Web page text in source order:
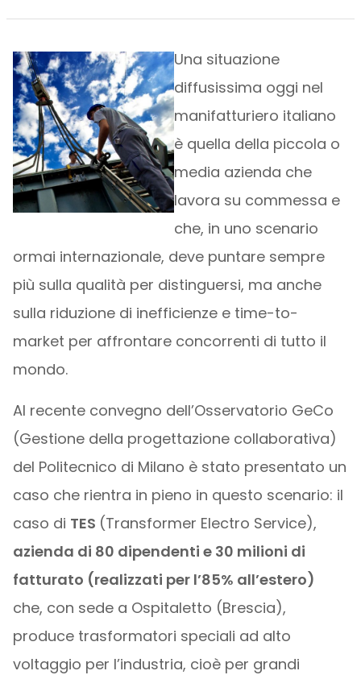
Una situazione
diffusissima oggi nel
manifatturiero italiano
è quella della piccola o
media azienda che
lavora su commessa e
che, in uno scenario
ormai internazionale, deve puntare sempre
più sulla qualità per distinguersi, ma anche
sulla riduzione di inefficienze e time-to-
market per affrontare concorrenti di tutto il
mondo.
Al recente convegno dell’Osservatorio GeCo
(Gestione della progettazione collaborativa)
del Politecnico di Milano è stato presentato un
caso che rientra in pieno in questo scenario: il
caso di TES (Transformer Electro Service),
azienda di 80 dipendenti e 30 milioni di
fatturato (realizzati per l’85% all’estero)
che, con sede a Ospitaletto (Brescia),
produce trasformatori speciali ad alto
voltaggio per l’industria, cioè per grandi